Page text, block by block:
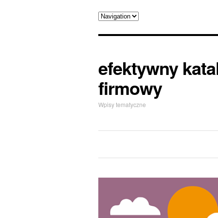
efektywny
firmowy
Wpisy tematyczne